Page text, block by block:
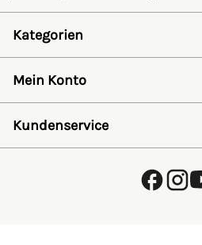
Kategorien
Schermaschinen
Futter- & Tränkesysteme
Haus, Hof & Stall
SALE
Mein Konto
Registrieren
Wunschzettel
Passwort vergessen
Kundenservice
Kostenlose Fachberatung